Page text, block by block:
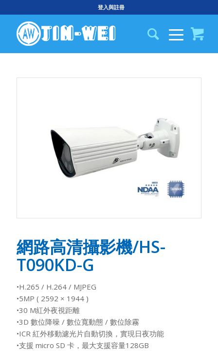
登入與註冊
網路高清攝影機/HS-
T090KD-G
•H.265 / H.264 / MJPEG
•5MP ( 2592 × 1944 )
•30 M紅外夜視距離
•3D 數位降噪 / 數位寬動態 / 數位除霧
•ICR 紅外移動濾光片自動切換，實現日夜功能
•支援 micro SD 卡，最大支援容量128GB